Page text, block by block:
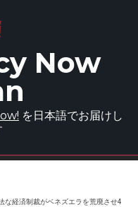
Now
を日本語でお届けし
な経済制裁がベネズエラを荒廃させ4